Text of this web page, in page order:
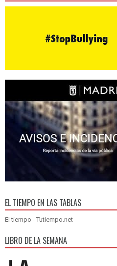
EL TIEMPO EN LAS TABLAS
El tiempo - Tutiempo.net
LIBRO DE LA SEMANA